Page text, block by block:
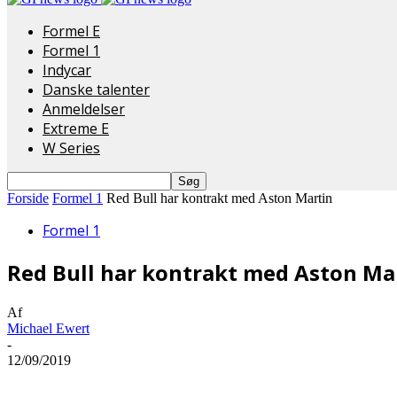
Formel E
Formel 1
Indycar
Danske talenter
Anmeldelser
Extreme E
W Series
Forside Formel 1 Red Bull har kontrakt med Aston Martin
Formel 1
Red Bull har kontrakt med Aston
Af
Michael Ewert
-
12/09/2019